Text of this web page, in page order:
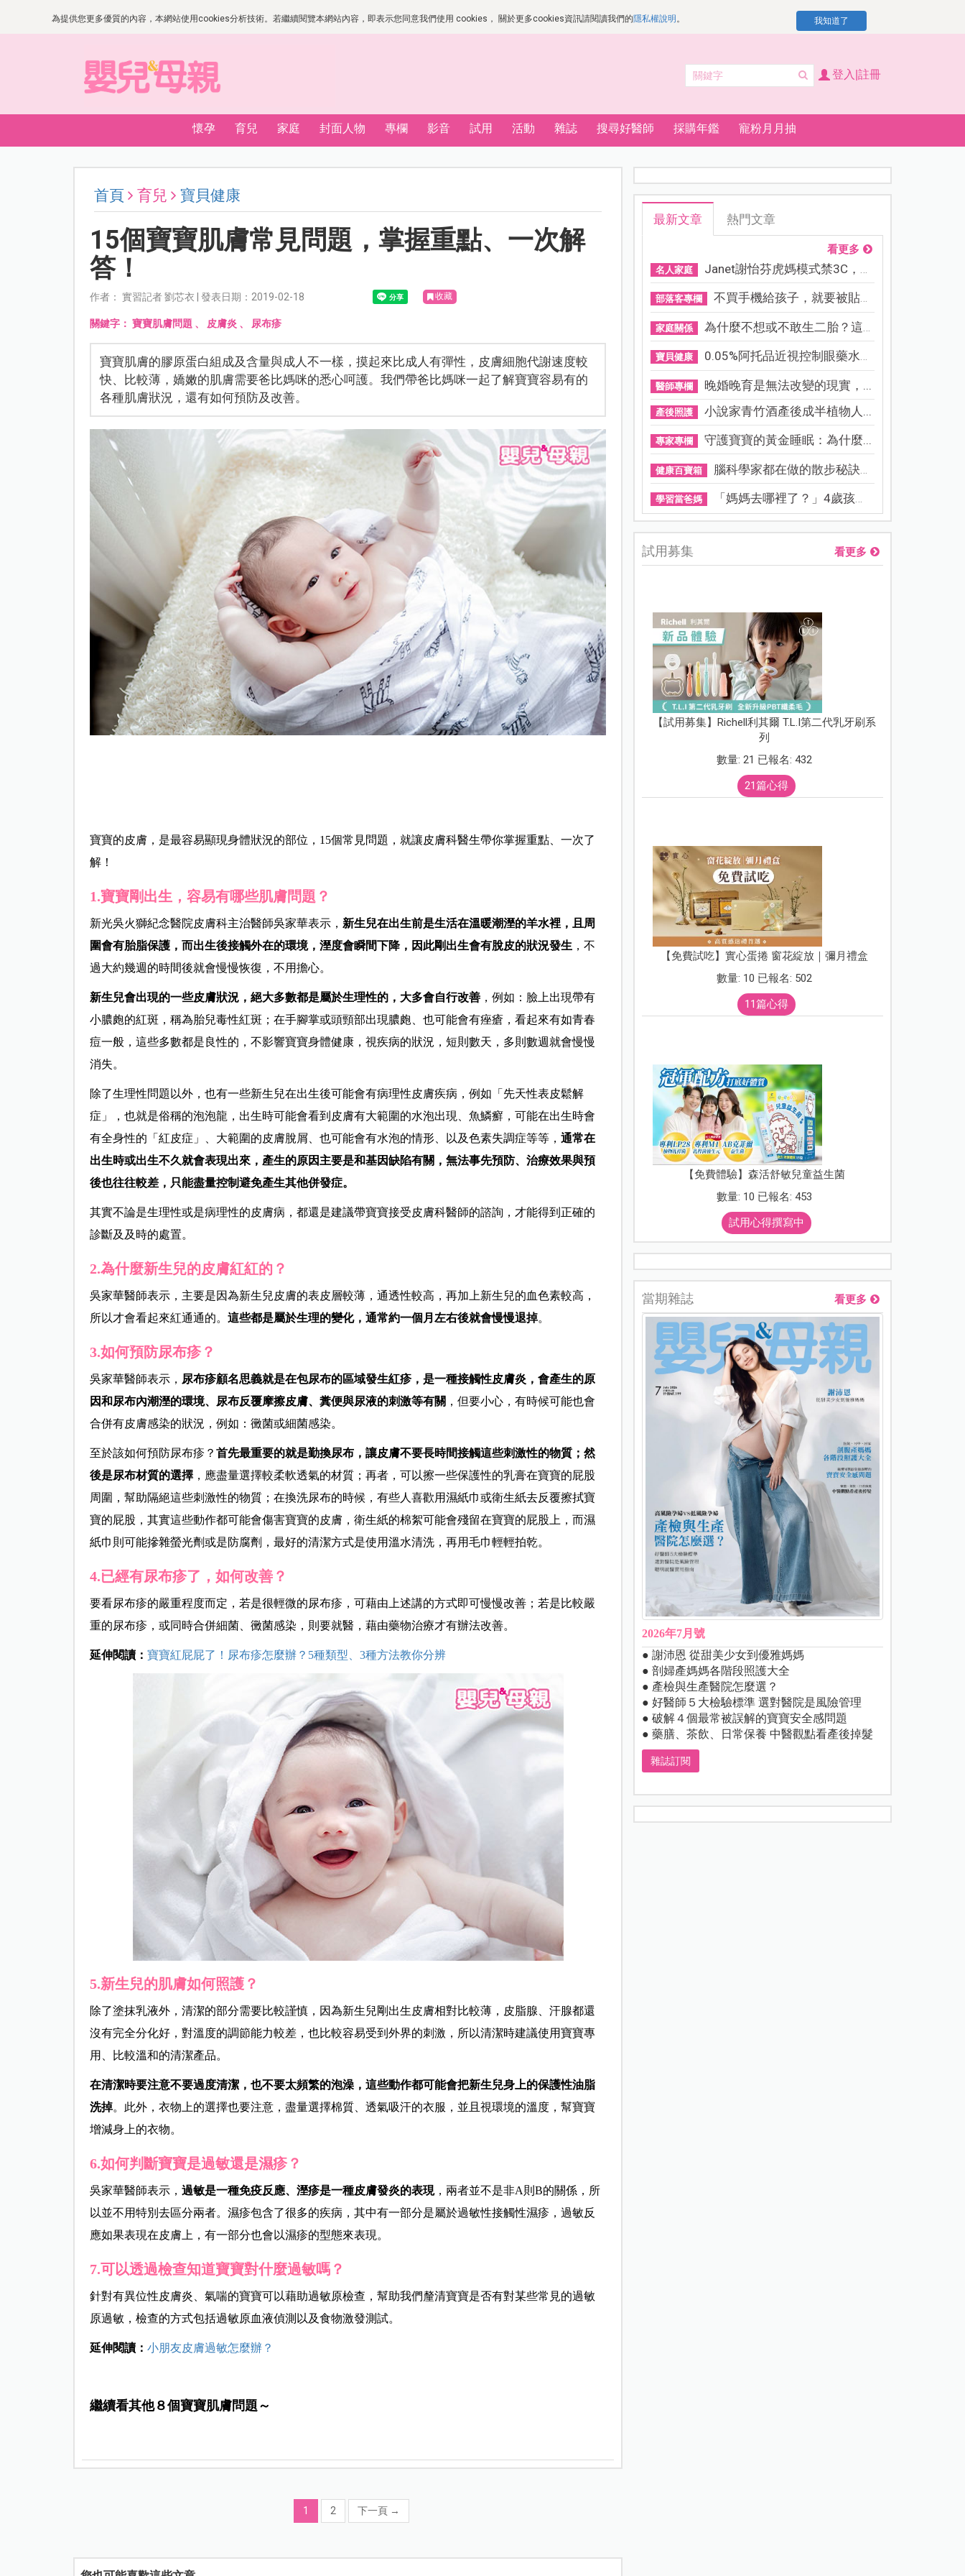
為提供您更多優質的內容，本網站使用cookies分析技術。若繼續閱覽本網站內容，即表示您同意我們使用 cookies， 關於更多cookies資訊請閱讀我們的隱私權說明 。 我知道了
登入|註冊
懷孕 育兒 家庭 封面人物 專欄 影音 試用 活動 雜誌 搜尋好醫師 採購年鑑 寵粉月月抽
首頁 育兒 寶貝健康
15個寶寶肌膚常見問題，掌握重點、一次解
答！
作者： 實習記者 劉芯衣 | 發表日期：2019-02-18 收藏
關鍵字： 寶寶肌膚問題 、 皮膚炎 、 尿布疹
寶寶肌膚的膠原蛋白組成及含量與成人不一樣，摸起來比成人有彈性，皮膚細胞代謝速度較
快、比較薄，嬌嫩的肌膚需要爸比媽咪的悉心呵護。我們帶爸比媽咪一起了解寶寶容易有的
各種肌膚狀況，還有如何預防及改善。
寶寶的皮膚，是最容易顯現身體狀況的部位，15個常見問題，就讓皮膚科醫生帶你掌握重點、一次了
解！
1.寶寶剛出生，容易有哪些肌膚問題？
新光吳火獅紀念醫院皮膚科主治醫師吳家華表示， 新生兒在出生前是生活在溫暖潮溼的羊水裡，且周
圍會有胎脂保護，而出生後接觸外在的環境，溼度會瞬間下降，因此剛出生會有脫皮的狀況發生 ，不
過大約幾週的時間後就會慢慢恢復，不用擔心。
新生兒會出現的一些皮膚狀況，絕大多數都是屬於生理性的，大多會自行改善，例如：臉上出現帶有
小膿皰的紅斑，稱為胎兒毒性紅斑；在手腳掌或頭頸部出現膿皰、也可能會有痤瘡，看起來有如青春
痘一般，這些多數都是良性的，不影響寶寶身體健康，視疾病的狀況，短則數天，多則數週就會慢慢
消失。
除了生理性問題以外，也有一些新生兒在出生後可能會有病理性皮膚疾病，例如「先天性表皮鬆解
症」，也就是俗稱的泡泡龍，出生時可能會看到皮膚有大範圍的水泡出現、魚鱗癬，可能在出生時會
有全身性的「紅皮症」、大範圍的皮膚脫屑、也可能會有水泡的情形、以及色素失調症等等， 通常在
出生時或出生不久就會表現出來，產生的原因主要是和基因缺陷有關，無法事先預防、治療效果與預
後也往往較差，只能盡量控制避免產生其他併發症。
其實不論是生理性或是病理性的皮膚病，都還是建議帶寶寶接受皮膚科醫師的諮詢，才能得到正確的
診斷及及時的處置。
2.為什麼新生兒的皮膚紅紅的？
吳家華醫師表示，主要是因為新生兒皮膚的表皮層較薄，通透性較高，再加上新生兒的血色素較高，
所以才會看起來紅通通的。 這些都是屬於生理的變化，通常約一個月左右後就會慢慢退掉。
3.如何預防尿布疹？
吳家華醫師表示， 尿布疹顧名思義就是在包尿布的區域發生紅疹，是一種接觸性皮膚炎，會產生的原
因和尿布內潮溼的環境、尿布反覆摩擦皮膚、糞便與尿液的刺激等有關 ，但要小心，有時候可能也會
合併有皮膚感染的狀況，例如：黴菌或細菌感染。
至於該如何預防尿布疹？ 首先最重要的就是勤換尿布，讓皮膚不要長時間接觸這些刺激性的物質；然
後是尿布材質的選擇，應盡量選擇較柔軟透氣的材質；再者，可以擦一些保護性的乳膏在寶寶的屁股
周圍，幫助隔絕這些刺激性的物質；在換洗尿布的時候，有些人喜歡用濕紙巾或衛生紙去反覆擦拭寶
寶的屁股，其實這些動作都可能會傷害寶寶的皮膚，衛生紙的棉絮可能會殘留在寶寶的屁股上，而濕
紙巾則可能摻雜螢光劑或是防腐劑，最好的清潔方式是使用溫水清洗，再用毛巾輕輕拍乾。
4.已經有尿布疹了，如何改善？
要看尿布疹的嚴重程度而定，若是很輕微的尿布疹，可藉由上述講的方式即可慢慢改善；若是比較嚴
重的尿布疹，或同時合併細菌、黴菌感染，則要就醫，藉由藥物治療才有辦法改善。
延伸閱讀： 寶寶紅屁屁了！尿布疹怎麼辦？5種類型、3種方法教你分辨
5.新生兒的肌膚如何照護？
除了塗抹乳液外，清潔的部分需要比較謹慎，因為新生兒剛出生皮膚相對比較薄，皮脂腺、汗腺都還
沒有完全分化好，對溫度的調節能力較差，也比較容易受到外界的刺激，所以清潔時建議使用寶寶專
用、比較溫和的清潔產品。
在清潔時要注意不要過度清潔，也不要太頻繁的泡澡，這些動作都可能會把新生兒身上的保護性油脂
洗掉。此外，衣物上的選擇也要注意，盡量選擇棉質、透氣吸汗的衣服，並且視環境的溫度，幫寶寶
增減身上的衣物。
6.如何判斷寶寶是過敏還是濕疹？
吳家華醫師表示， 過敏是一種免疫反應、溼疹是一種皮膚發炎的表現，兩者並不是非A則B的關係，所
以並不用特別去區分兩者。濕疹包含了很多的疾病，其中有一部分是屬於過敏性接觸性濕疹，過敏反
應如果表現在皮膚上，有一部分也會以濕疹的型態來表現。
7.可以透過檢查知道寶寶對什麼過敏嗎？
針對有異位性皮膚炎、氣喘的寶寶可以藉助過敏原檢查，幫助我們釐清寶寶是否有對某些常見的過敏
原過敏，檢查的方式包括過敏原血液偵測以及食物激發測試。
延伸閱讀： 小朋友皮膚過敏怎麼辦？
繼續看其他８個寶寶肌膚問題～
1 2 下一頁 →
最新文章 熱門文章
看更多
名人家庭 Janet謝怡芬虎媽模式禁3C，看...
部落客專欄 不買手機給孩子，就要被貼「...
家庭關係 為什麼不想或不敢生二胎？這8...
寶貝健康 0.05%阿托品近視控制眼藥水納...
醫師專欄 晚婚晚育是無法改變的現實，...
產後照護 小說家青竹酒產後成半植物人...
專家專欄 守護寶寶的黃金睡眠：為什麼...
健康百寶箱 腦科學家都在做的散步秘訣！...
學習當爸媽 「媽媽去哪裡了？」4歲孩子還...
試用募集 看更多
【試用募集】Richell利其爾 T.L.I第二代乳牙刷系
列
數量: 21 已報名: 432
21篇心得
【免費試吃】實心蛋捲 窗花綻放｜彌月禮盒
數量: 10 已報名: 502
11篇心得
【免費體驗】森活舒敏兒童益生菌
數量: 10 已報名: 453
試用心得撰寫中
當期雜誌 看更多
2026年7月號
● 謝沛恩 從甜美少女到優雅媽媽
● 剖婦產媽媽各階段照護大全
● 產檢與生產醫院怎麼選？
● 好醫師５大檢驗標準 選對醫院是風險管理
● 破解４個最常被誤解的寶寶安全感問題
● 藥膳、茶飲、日常保養 中醫觀點看產後掉髮
雜誌訂閱